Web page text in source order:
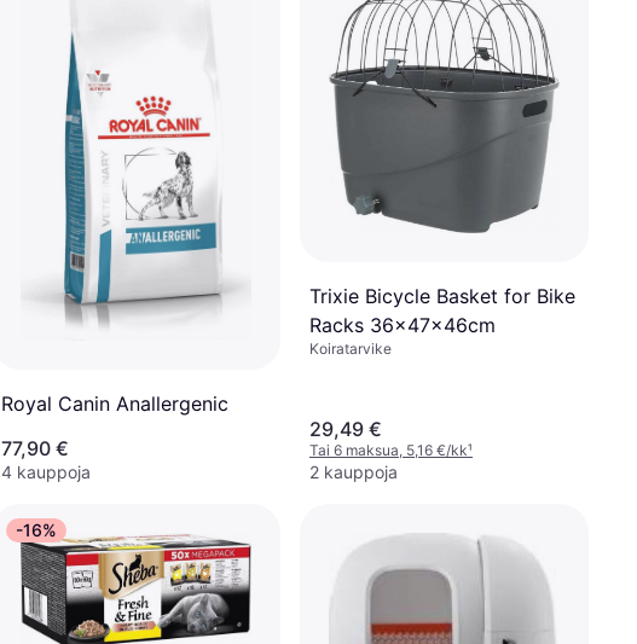
Royal Canin Anallergenic
77,90 €
4 kauppoja
Trixie Bicycle Basket for Bike
Racks 36x47x46cm
Koiratarvike
29,49 €
Tai 6 maksua, 5,16 €/kk¹
2 kauppoja
-16%